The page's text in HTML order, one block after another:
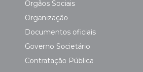
Orgãos Sociais
Organização
Documentos oficiais
Governo Societário
Contratação Pública